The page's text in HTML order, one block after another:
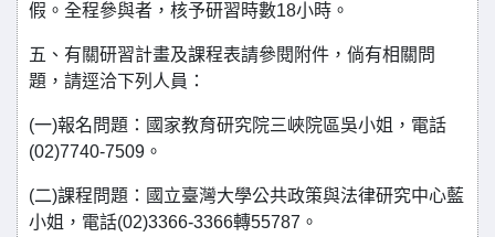
假。全程參與者，核予研習時數18小時。
五、有關研習計畫及課程表請參閱附件，倘有相關問
題，請逕洽下列人員：
(一)報名問題：國家教育研究院三峽院區吳小姐，電話
(02)7740-7509。
(二)課程問題：國立臺灣大學公共政策與法律研究中心藍
小姐，電話(02)3366-3366轉55787。